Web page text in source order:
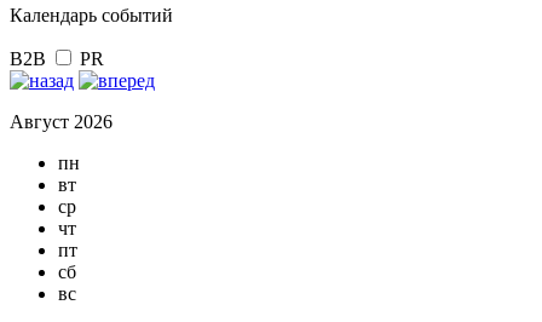
Календарь событий
B2B PR
Август 2026
пн
вт
ср
чт
пт
сб
вс